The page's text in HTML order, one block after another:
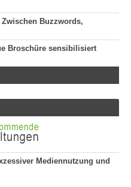
Buzzwords,
Broschüre sensibilisiert
Mediennutzung und